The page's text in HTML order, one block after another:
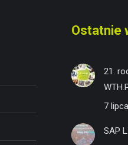
Ostatnie
21.
7
SAP